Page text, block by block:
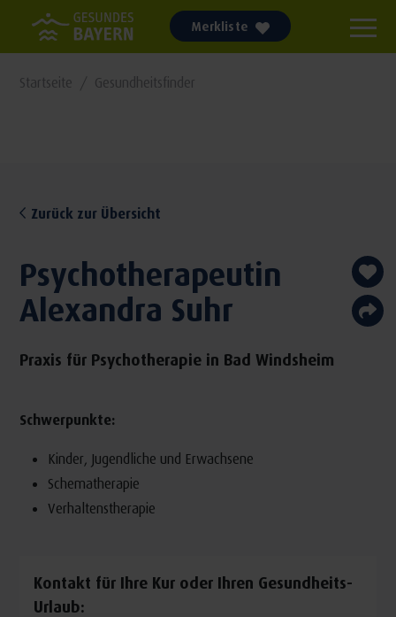
Merkliste
Startseite Gesundheitsfinder
Zurück zur Übersicht
Psychotherapeutin
Alexandra Suhr
Praxis für Psychotherapie in Bad Windsheim
Schwerpunkte:
Kinder, Jugendliche und Erwachsene
Schematherapie
Verhaltenstherapie
Kontakt für Ihre Kur oder Ihren Gesundheits-
Urlaub: